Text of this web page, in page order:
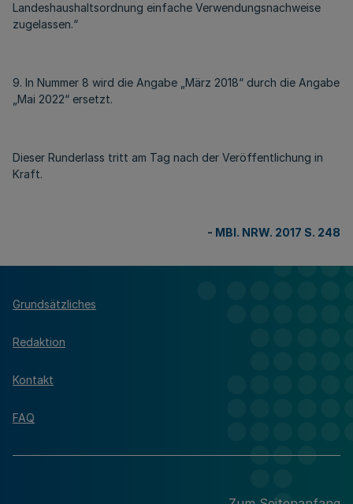
Landeshaushaltsordnung einfache Verwendungsnachweise
zugelassen.“
9. In Nummer 8 wird die Angabe „März 2018“ durch die Angabe
„Mai 2022“ ersetzt.
Dieser Runderlass tritt am Tag nach der Veröffentlichung in
Kraft.
- MBl. NRW. 2017 S. 248
Grundsätzliches
Redaktion
Kontakt
FAQ